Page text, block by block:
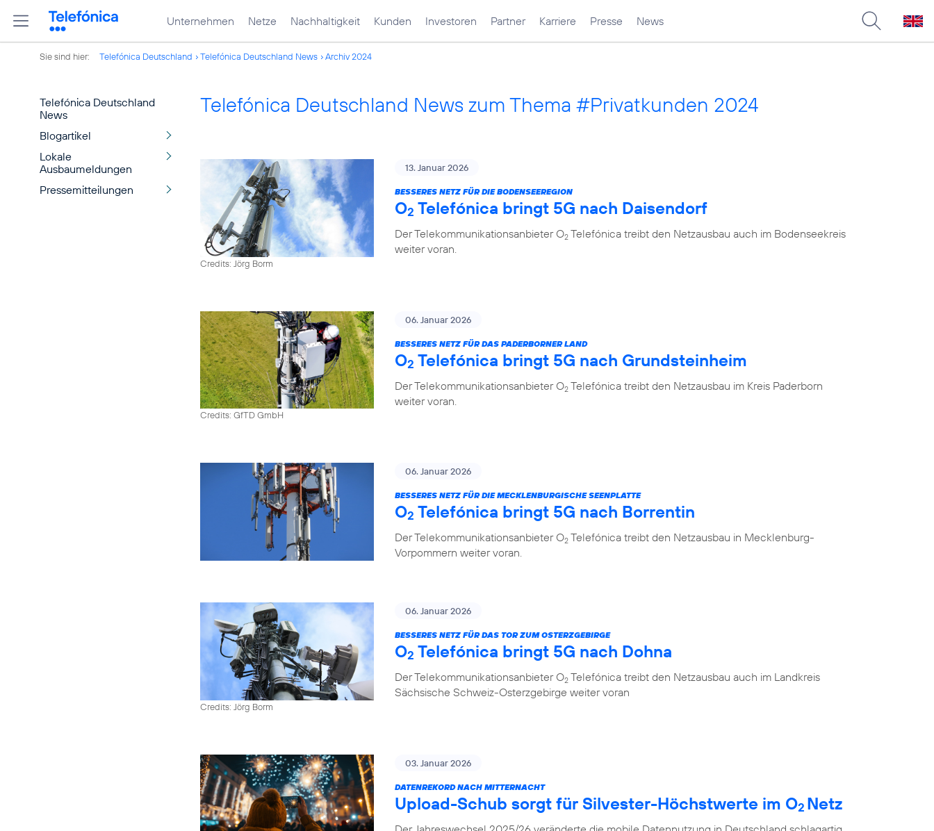
Unternehmen Netze Nachhaltigkeit Kunden Investoren Partner Karriere Presse News
Sie sind hier: Telefónica Deutschland Telefónica Deutschland News Archiv 2024
Telefónica Deutschland
News
Blogartikel
Lokale
Ausbaumeldungen
Pressemitteilungen
Telefónica Deutschland News zum Thema #Privatkunden 2024
Credits: Jörg Borm
13. Januar 2026
BESSERES NETZ FÜR DIE BODENSEEREGION
O2 Telefónica bringt 5G nach Daisendorf
Der Telekommunikationsanbieter O2 Telefónica treibt den Netzausbau auch im Bodenseekreis
weiter voran.
Credits: GfTD GmbH
06. Januar 2026
BESSERES NETZ FÜR DAS PADERBORNER LAND
O2 Telefónica bringt 5G nach Grundsteinheim
Der Telekommunikationsanbieter O2 Telefónica treibt den Netzausbau im Kreis Paderborn
weiter voran.
06. Januar 2026
BESSERES NETZ FÜR DIE MECKLENBURGISCHE SEENPLATTE
O2 Telefónica bringt 5G nach Borrentin
Der Telekommunikationsanbieter O2 Telefónica treibt den Netzausbau in Mecklenburg-
Vorpommern weiter voran.
Credits: Jörg Borm
06. Januar 2026
BESSERES NETZ FÜR DAS TOR ZUM OSTERZGEBIRGE
O2 Telefónica bringt 5G nach Dohna
Der Telekommunikationsanbieter O2 Telefónica treibt den Netzausbau auch im Landkreis
Sächsische Schweiz-Osterzgebirge weiter voran
03. Januar 2026
DATENREKORD NACH MITTERNACHT
Upload-Schub sorgt für Silvester-Höchstwerte im O2 Netz